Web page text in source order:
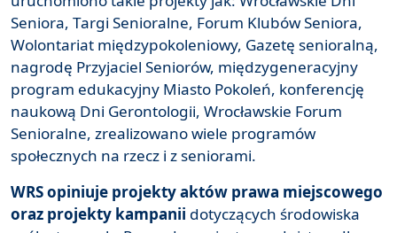
Seniora, Targi Senioralne, Forum Klubów Seniora,
Wolontariat międzypokoleniowy, Gazetę senioralną,
nagrodę Przyjaciel Seniorów, międzygeneracyjny
program edukacyjny Miasto Pokoleń, konferencję
naukową Dni Gerontologii, Wrocławskie Forum
Senioralne, zrealizowano wiele programów
społecznych na rzecz i z seniorami.
WRS opiniuje projekty aktów prawa miejscowego
oraz projekty kampanii dotyczących środowiska